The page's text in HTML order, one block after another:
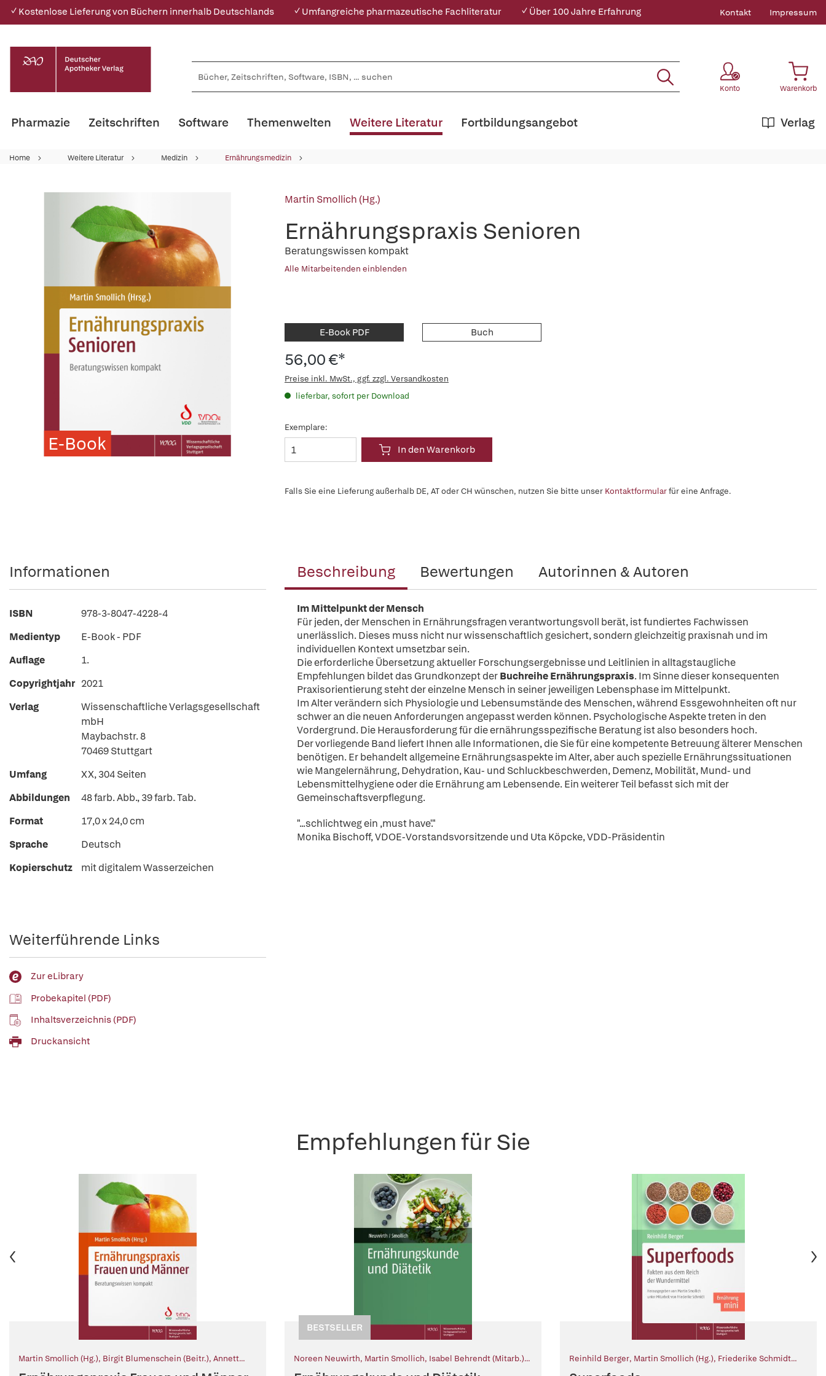
✓ Kostenlose Lieferung von Büchern innerhalb Deutschlands ✓ Umfangreiche pharmazeutische Fachliteratur ✓ Über 100 Jahre Erfahrung Kontakt Impressum
Konto Warenkorb
Pharmazie Zeitschriften Software Themenwelten Weitere Literatur Verlag
Fortbildungsangebot
Home Weitere Literatur Medizin Ernährungsmedizin
E-Book
Martin Smollich (Hg.)
Ernährungspraxis Senioren
Beratungswissen kompakt
Alle Mitarbeitenden einblenden
E-Book PDF Buch
56,00 €*
Preise inkl. MwSt., ggf. zzgl. Versandkosten
lieferbar, sofort per Download
Exemplare:
In den Warenkorb
Falls Sie eine Lieferung außerhalb DE, AT oder CH wünschen, nutzen Sie bitte unser Kontaktformularfür eine Anfrage.
Beschreibung Bewertungen Autorinnen & Autoren
Im Mittelpunkt der Mensch
Für jeden, der Menschen in Ernährungsfragen verantwortungsvoll berät, ist fundiertes Fachwissen
unerlässlich. Dieses muss nicht nur wissenschaftlich gesichert, sondern gleichzeitig praxisnah und im
individuellen Kontext umsetzbar sein.
Die erforderliche Übersetzung aktueller Forschungsergebnisse und Leitlinien in alltagstaugliche
Empfehlungen bildet das Grundkonzept derBuchreihe Ernährungspraxis. Im Sinne dieser konsequenten
Praxisorientierung steht der einzelne Mensch in seiner jeweiligen Lebensphase im Mittelpunkt.
Im Alter verändern sich Physiologie und Lebensumstände des Menschen, während Essgewohnheiten oft nur
schwer an die neuen Anforderungen angepasst werden können. Psychologische Aspekte treten in den
Vordergrund. Die Herausforderung für die ernährungsspezifische Beratung ist also besonders hoch.
Der vorliegende Band liefert Ihnen alle Informationen, die Sie für eine kompetente Betreuung älterer Menschen
benötigen. Er behandelt allgemeine Ernährungsaspekte im Alter, aber auch spezielle Ernährungssituationen
wie Mangelernährung, Dehydration, Kau- und Schluckbeschwerden, Demenz, Mobilität, Mund- und
Lebensmittelhygiene oder die Ernährung am Lebensende. Ein weiterer Teil befasst sich mit der
Gemeinschaftsverpflegung.
"...schlichtweg ein ,must have'."
Monika Bischoff, VDOE-Vorstandsvorsitzende und Uta Köpcke, VDD-Präsidentin
Informationen
ISBN
978-3-8047-4228-4
Medientyp
E-Book - PDF
Auflage
1.
Copyrightjahr 2021
Verlag
Wissenschaftliche Verlagsgesellschaft
mbH
Maybachstr. 8
70469 Stuttgart
Umfang
XX, 304 Seiten
Abbildungen
48 farb. Abb., 39 farb. Tab.
Format
17,0 x 24,0 cm
Sprache
Deutsch
Kopierschutz
mit digitalem Wasserzeichen
Weiterführende Links
Zur eLibrary
Probekapitel (PDF)
Inhaltsverzeichnis (PDF)
Druckansicht
Empfehlungen für Sie
Martin Smollich (Hg.), Birgit Blumenschein (Beitr.), Annett
BESTSELLER
Noreen Neuwirth, Martin Smollich, Isabel Behrendt (Mitarb.),
Reinhild Berger, Martin Smollich (Hg.), Friederike Schmidt